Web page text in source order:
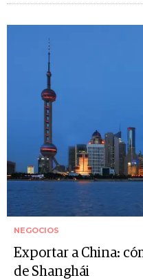
NEGOCIOS
Exportar a China:
de Shanghái